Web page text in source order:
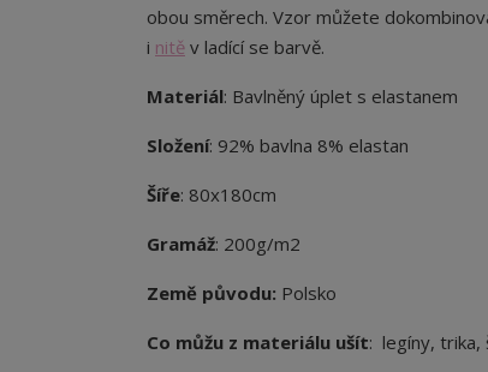
obou směrech. Vzor můžete
i nitě v ladící se barvě.
Materiál: Bavlněný úplet s elastanem
Složení: 92% bavlna 8% elastan
Šíře: 80x180cm
Gramáž: 200g/m2
Země původu: Polsko
Co můžu z materiálu ušít: legíny, trika,